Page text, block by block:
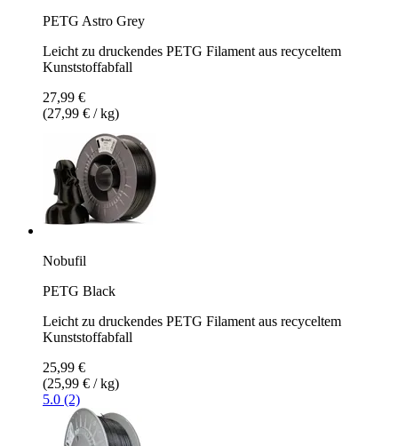
PETG Astro Grey
Leicht zu druckendes PETG Filament aus recyceltem
Kunststoffabfall
27,99 €
(27,99 € / kg)
Nobufil
PETG Black
Leicht zu druckendes PETG Filament aus recyceltem
Kunststoffabfall
25,99 €
(25,99 € / kg)
5.0 (2)